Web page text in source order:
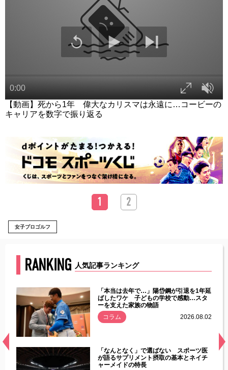
【動画】死から1年 偉大なカリスマは永遠に…コービーの
キャリアを数字で振り返る
1 2
女子プロゴルフ
RANKING 人気記事ランキング
常
「本当は去年で…」陽岱鋼が引退を1年延
ばしたワケ 子どもの学校で感動…スタ
ーを支えた家族の物語
コラム
2026.08.02
「なんとなく」で選ばない スポーツ医
が語るサプリメント摂取の基本とネイチ
ャーメイドの特長